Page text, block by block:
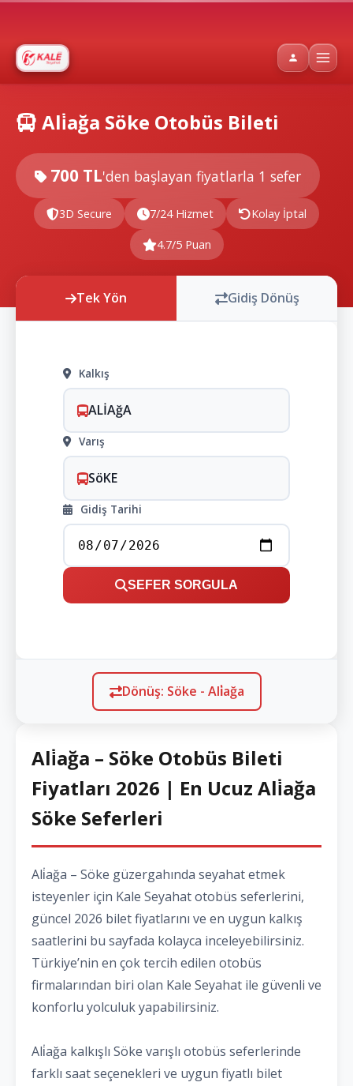
Ali̇ağa Söke Otobüs Bileti
700 TL'den başlayan fiyatlarla 1 sefer
3D Secure 7/24 Hizmet Kolay İptal
4.7/5 Puan
Tek Yön Gidiş Dönüş
Kalkış
ALİAğA
Varış
SöKE
Gidiş Tarihi
SEFER SORGULA
Dönüş: Söke - Ali̇ağa
Ali̇ağa – Söke Otobüs Bileti
Fiyatları 2026 | En Ucuz Ali̇ağa
Söke Seferleri
Ali̇ağa – Söke güzergahında seyahat etmek
isteyenler için Kale Seyahat otobüs seferlerini,
güncel 2026 bilet fiyatlarını ve en uygun kalkış
saatlerini bu sayfada kolayca inceleyebilirsiniz.
Türkiye’nin en çok tercih edilen otobüs
firmalarından biri olan Kale Seyahat ile güvenli ve
konforlu yolculuk yapabilirsiniz.
Ali̇ağa kalkışlı Söke varışlı otobüs seferlerinde
farklı saat seçenekleri ve uygun fiyatlı bilet